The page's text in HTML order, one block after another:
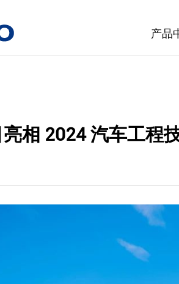
产品
亮相 2024 汽车工程